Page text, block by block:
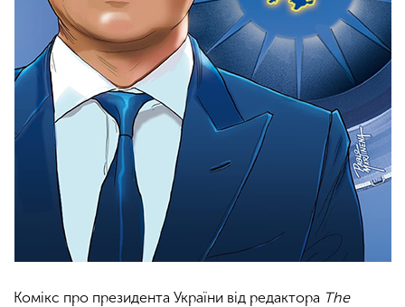
Комікс про президента України від редактора The